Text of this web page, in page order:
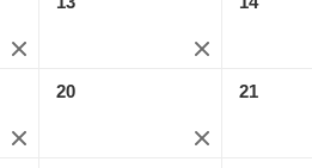
20 21